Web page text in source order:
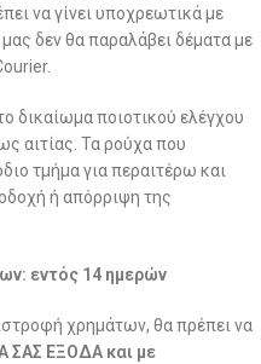
να γίνει υποχρεωτικά με
δεν θα παραλάβει δέματα με
δικαίωμα ποιοτικού ελέγχου
αιτίας. Τα ρούχα που
τμήμα για περαιτέρω και
ή απόρριψη της
εντός 14 ημερών
χρημάτων, θα πρέπει να
ΣΑΣ ΕΞΟΔΑ και με